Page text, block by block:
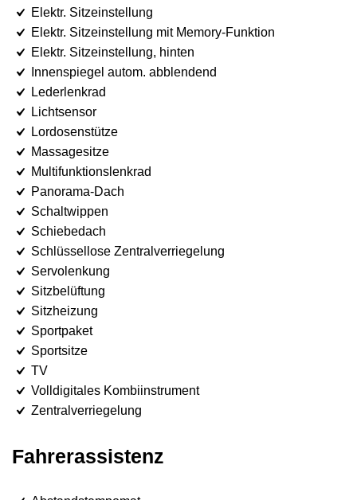
Elektr. Sitzeinstellung
Elektr. Sitzeinstellung mit Memory-Funktion
Elektr. Sitzeinstellung, hinten
Innenspiegel autom. abblendend
Lederlenkrad
Lichtsensor
Lordosenstütze
Massagesitze
Multifunktionslenkrad
Panorama-Dach
Schaltwippen
Schiebedach
Schlüssellose Zentralverriegelung
Servolenkung
Sitzbelüftung
Sitzheizung
Sportpaket
Sportsitze
TV
Volldigitales Kombiinstrument
Zentralverriegelung
Fahrerassistenz